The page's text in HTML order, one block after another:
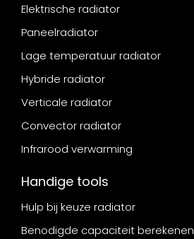
Elektrische radiator
Paneelradiator
Lage temperatuur radiator
Hybride radiator
Verticale radiator
Convector radiator
Infrarood verwarming
Handige tools
Hulp bij keuze radiator
Benodigde capaciteit berekenen